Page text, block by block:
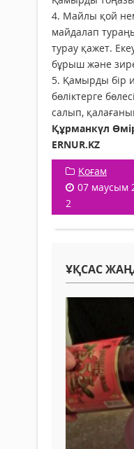
4. Майлы қой
майдалап
турау қажет.
бұрыш және
5. Қамырды бір
бөліктерге
салып,
Құрманкүл
ERNUR.KZ
Қоғам
07 маусым
2
ҰҚСАС